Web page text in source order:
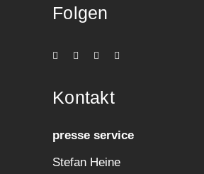
Folgen
Kon­takt
pres­se service
Ste­fan Heine